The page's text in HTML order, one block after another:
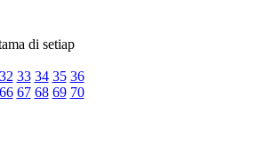
di setiap
32 33 34 35 36
66 67 68 69 70